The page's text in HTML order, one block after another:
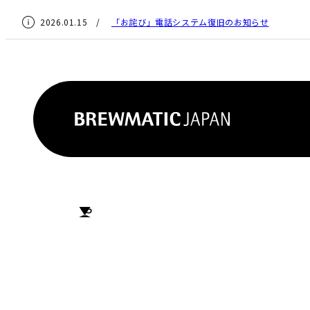
2026.01.15 / 「お詫び」電話システム復旧のお知らせ